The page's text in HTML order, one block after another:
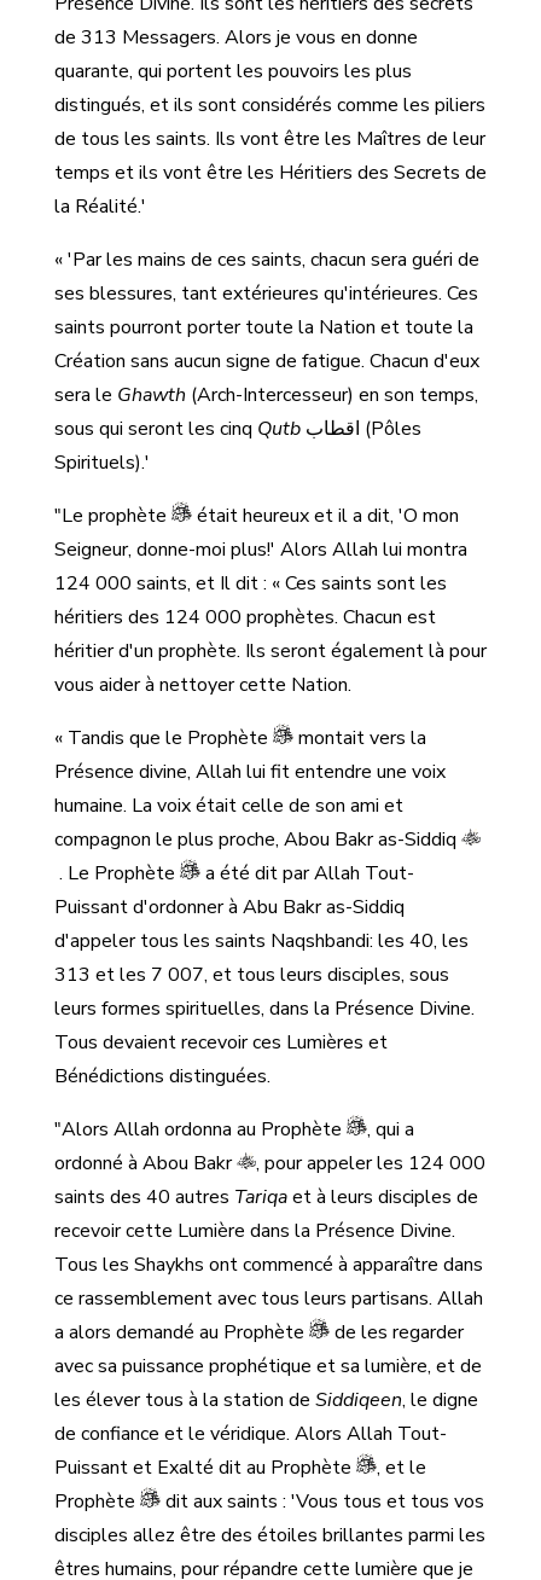
de 313 Messagers. Alors je vous en donne
quarante, qui portent les pouvoirs les plus
distingués, et ils sont considérés comme les piliers
de tous les saints. Ils vont être les Maîtres de leur
temps et ils vont être les Héritiers des Secrets de
la Réalité.'
« 'Par les mains de ces saints, chacun sera guéri de
ses blessures, tant extérieures qu'intérieures. Ces
saints pourront porter toute la Nation et toute la
Création sans aucun signe de fatigue. Chacun d'eux
sera le Ghawth (Arch-Intercesseur) en son temps,
sous qui seront les cinq Qutbاقطاب (Pôles
Spirituels).'
"Le prophète
était heureux et il a dit, 'O mon
Seigneur, donne-moi plus!' Alors Allah lui montra
124 000 saints, et Il dit : « Ces saints sont les
héritiers des 124 000 prophètes. Chacun est
héritier d'un prophète. Ils seront également là pour
vous aider à nettoyer cette Nation.
« Tandis que le Prophète
montait vers la
Présence divine, Allah lui fit entendre une voix
humaine. La voix était celle de son ami et
compagnon le plus proche, Abou Bakr as-Siddiq
. Le Prophète
a été dit par Allah Tout-
Puissant d'ordonner à Abu Bakr as-Siddiq
d'appeler tous les saints Naqshbandi: les 40, les
313 et les 7 007, et tous leurs disciples, sous
leurs formes spirituelles, dans la Présence Divine.
Tous devaient recevoir ces Lumières et
Bénédictions distinguées.
"Alors Allah ordonna au Prophète
, qui a
ordonné à Abou Bakr
, pour appeler les 124 000
saints des 40 autres Tariqaet à leurs disciples de
recevoir cette Lumière dans la Présence Divine.
Tous les Shaykhs ont commencé à apparaître dans
ce rassemblement avec tous leurs partisans. Allah
a alors demandé au Prophète
de les regarder
avec sa puissance prophétique et sa lumière, et de
les élever tous à la station de Siddiqeen, le digne
de confiance et le véridique. Alors Allah Tout-
Puissant et Exalté dit au Prophète
, et le
Prophète
dit aux saints : 'Vous tous et tous vos
disciples allez être des étoiles brillantes parmi les
êtres humains, pour répandre cette lumière que je